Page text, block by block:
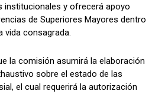
institucionales y ofrecerá apoyo
de Superiores Mayores dentro
vida consagrada.
la comisión asumirá la elaboración
sobre el estado de las
el cual requerirá la autorización